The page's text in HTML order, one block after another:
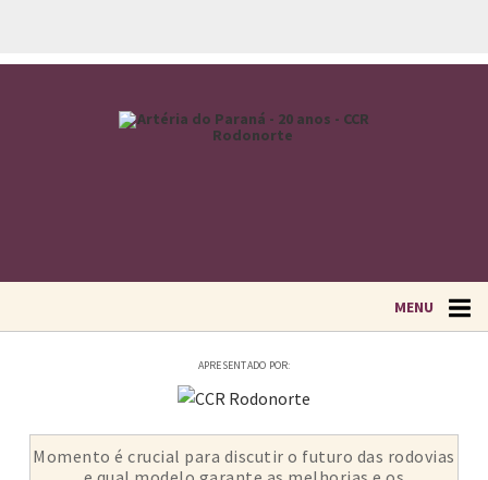
MENU
APRESENTADO POR:
Momento é crucial para discutir o futuro das rodovias